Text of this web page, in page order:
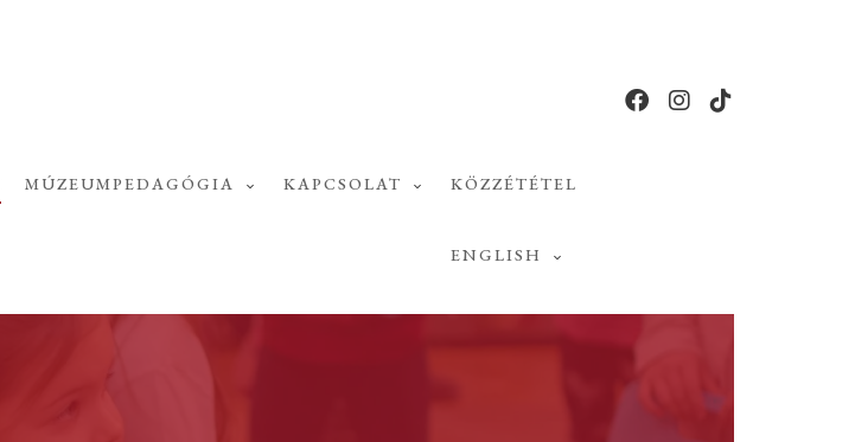
MÚZEUMPEDAGÓGIA KAPCSOLAT KÖZZÉTÉTEL
ENGLISH